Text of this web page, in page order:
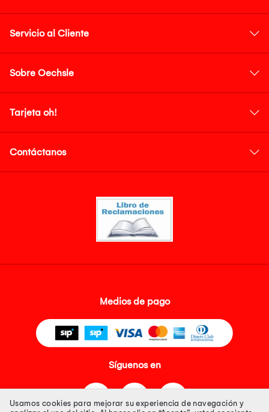
Servicio al Cliente
Sobre Oechsle
Tarjeta oh!
Contáctanos
Medios de pago
Síguenos en
Usamos cookies para mejorar su experiencia de navegación y